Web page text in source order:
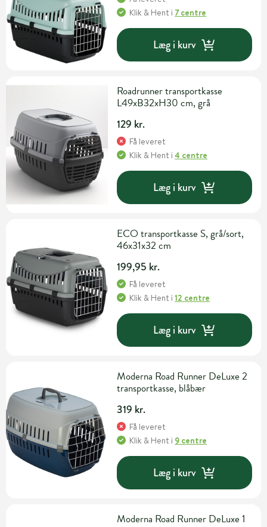
Klik & Hent i 7 centre
Læg i kurv
Roadrunner transportkasse
L49xB32xH30 cm, grå
129 kr.
Få leveret
Klik & Hent i4 centre
Læg i kurv
ECO transportkasse S, grå/sort,
46x31x32 cm
199,95 kr.
Få leveret
Klik & Hent i12 centre
Læg i kurv
Moderna Road Runner DeLuxe 2
transportkasse, blåbær
319 kr.
Få leveret
Klik & Hent i 9 centre
Læg i kurv
Moderna Road Runner DeLuxe 1